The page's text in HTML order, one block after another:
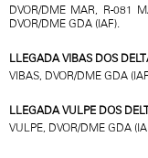
DVOR/DME MAR, R-081
DVOR/DME GDA (IAF).
LLEGADA VIBAS DOS
VIBAS, DVOR/DME GDA
LLEGADA VULPE DOS
VULPE, DVOR/DME GDA